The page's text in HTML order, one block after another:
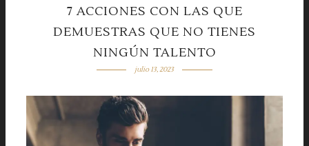
7 ACCIONES CON LAS QUE
DEMUESTRAS QUE NO TIENES
NINGÚN TALENTO
julio 13, 2023